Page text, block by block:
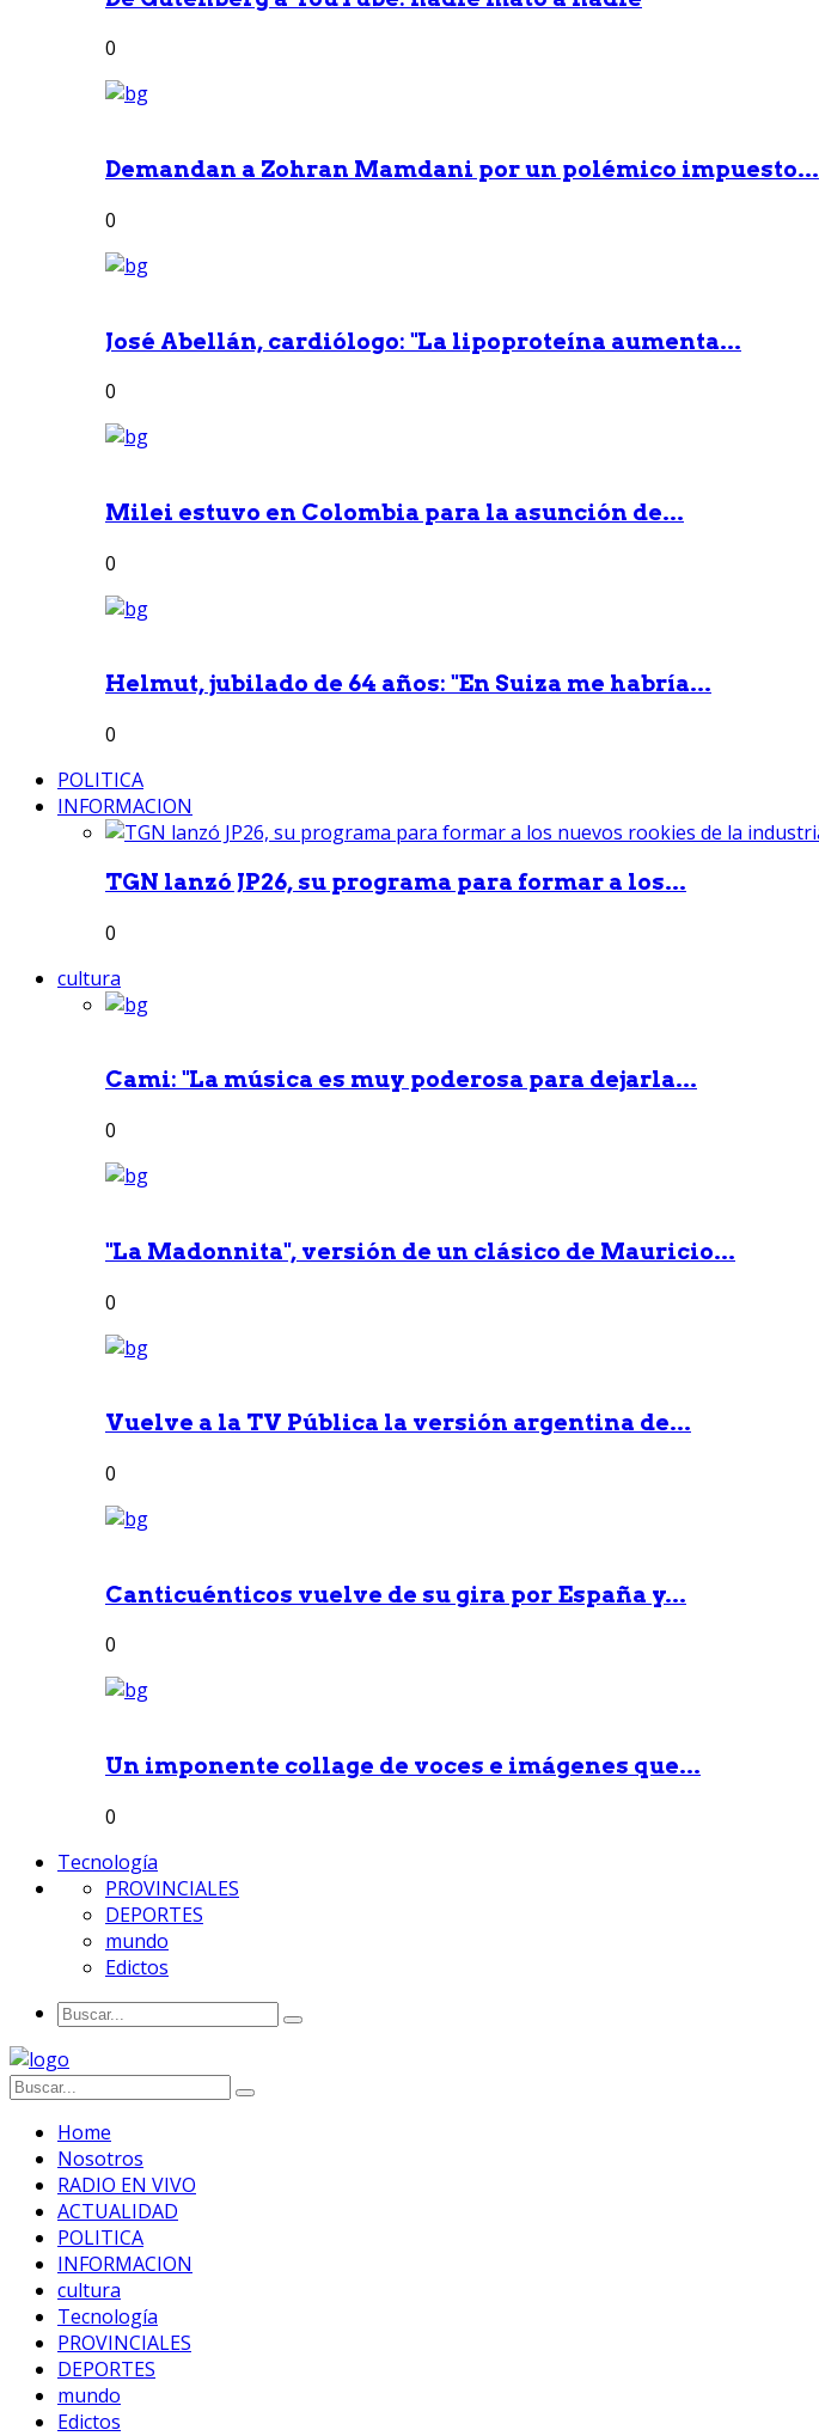
0
Demandan a Zohran Mamdani por un polémico impuesto...
0
José Abellán, cardiólogo: "La lipoproteína aumenta...
0
Milei estuvo en Colombia para la asunción de...
0
Helmut, jubilado de 64 años: "En Suiza me habría...
0
POLITICA
INFORMACION
TGN lanzó JP26, su programa para formar a los...
0
cultura
Cami: "La música es muy poderosa para dejarla...
0
"La Madonnita", versión de un clásico de Mauricio...
0
Vuelve a la TV Pública la versión argentina de...
0
Canticuénticos vuelve de su gira por España y...
0
Un imponente collage de voces e imágenes que...
0
Tecnología
PROVINCIALES
DEPORTES
mundo
Edictos
Home
Nosotros
RADIO EN VIVO
ACTUALIDAD
POLITICA
INFORMACION
cultura
Tecnología
PROVINCIALES
DEPORTES
mundo
Edictos